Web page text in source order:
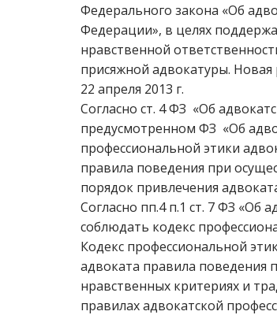
Федерального закона «Об
Федерации», в целях
нравственной
присяжной адвокатуры.
22 апреля 2013 г.
Согласно ст. 4 ФЗ «Об
предусмотренном ФЗ «Об
профессиональной этики
правила поведения при
порядок привлечения
Согласно пп.4 п.1 ст. 7 ФЗ «Об
соблюдать кодекс
Кодекс профессиональной
адвоката правила поведения
нравственных критериях и
правилах адвокатской